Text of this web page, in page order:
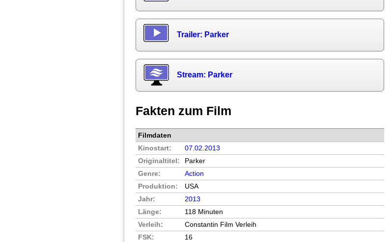
Trailer: Parker
Stream: Parker
Fakten zum Film
Filmdaten
Kinostart:
07.02.2013
Originaltitel:
Parker
Genre:
Action
Produktion:
USA
Jahr:
2013
Länge:
118 Minuten
Verleih:
Constantin Film Verleih
FSK:
16